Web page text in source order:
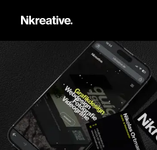
Grafikdesign
Webdesign
Fotografie
Videografie